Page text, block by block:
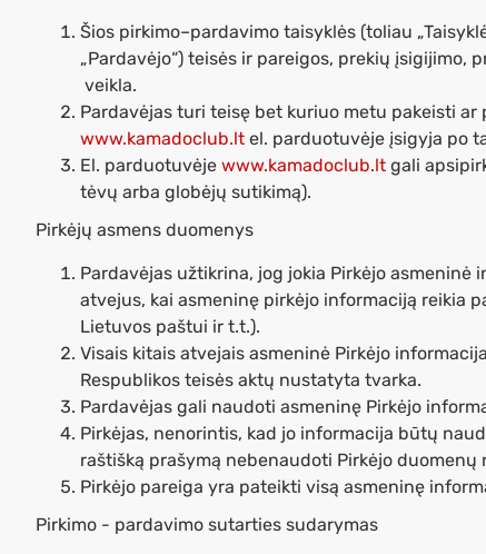
Šios pirkimo–pardavimo taisyklės (toliau
„Pardavėjo“) teisės ir pareigos, prekių
veikla.
Pardavėjas turi teisę bet kuriuo metu pakeisti
www.kamadoclub.lt el. parduotuvėje įsigyja po
El. parduotuvėje www.kamadoclub.lt gali
tėvų arba globėjų sutikimą).
Pirkėjų asmens duomenys
Pardavėjas užtikrina, jog jokia Pirkėjo
atvejus, kai asmeninę pirkėjo informaciją reikia
Lietuvos paštui ir t.t.).
Visais kitais atvejais asmeninė Pirkėjo
Respublikos teisės aktų nustatyta tvarka.
Pardavėjas gali naudoti asmeninę Pirkėjo
Pirkėjas, nenorintis, kad jo informacija būtų
raštišką prašymą nebenaudoti Pirkėjo duomenų
Pirkėjo pareiga yra pateikti visą asmeninę
Pirkimo - pardavimo sutarties sudarymas